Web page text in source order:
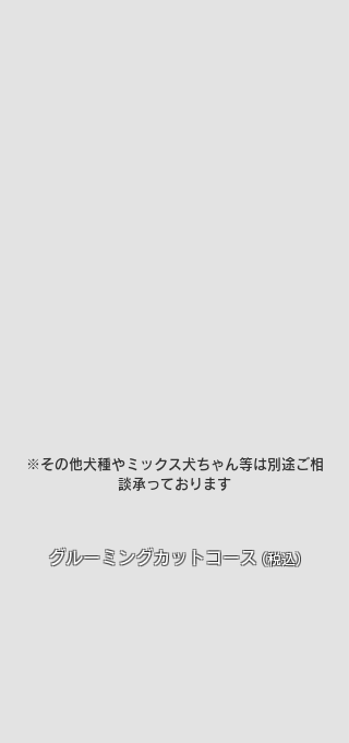
​​※その他犬種やミックス犬ちゃん等は別途ご相
談承っております
グルーミングカットコース (税込)